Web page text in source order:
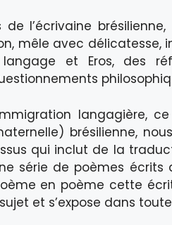
de l’écrivaine
mêle avec délicatesse,
et Eros, des
langagière,
brésilienne,
qui inclut de la
série de poèmes
en poème cette
et s’expose dans